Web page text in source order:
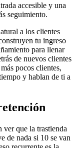
accesible y una
seguimiento.
a los clientes
tu ingreso
para llenar
de nuevos clientes
pocos clientes,
y hablan de ti a
ver que la trastienda
de nada si 10 se van